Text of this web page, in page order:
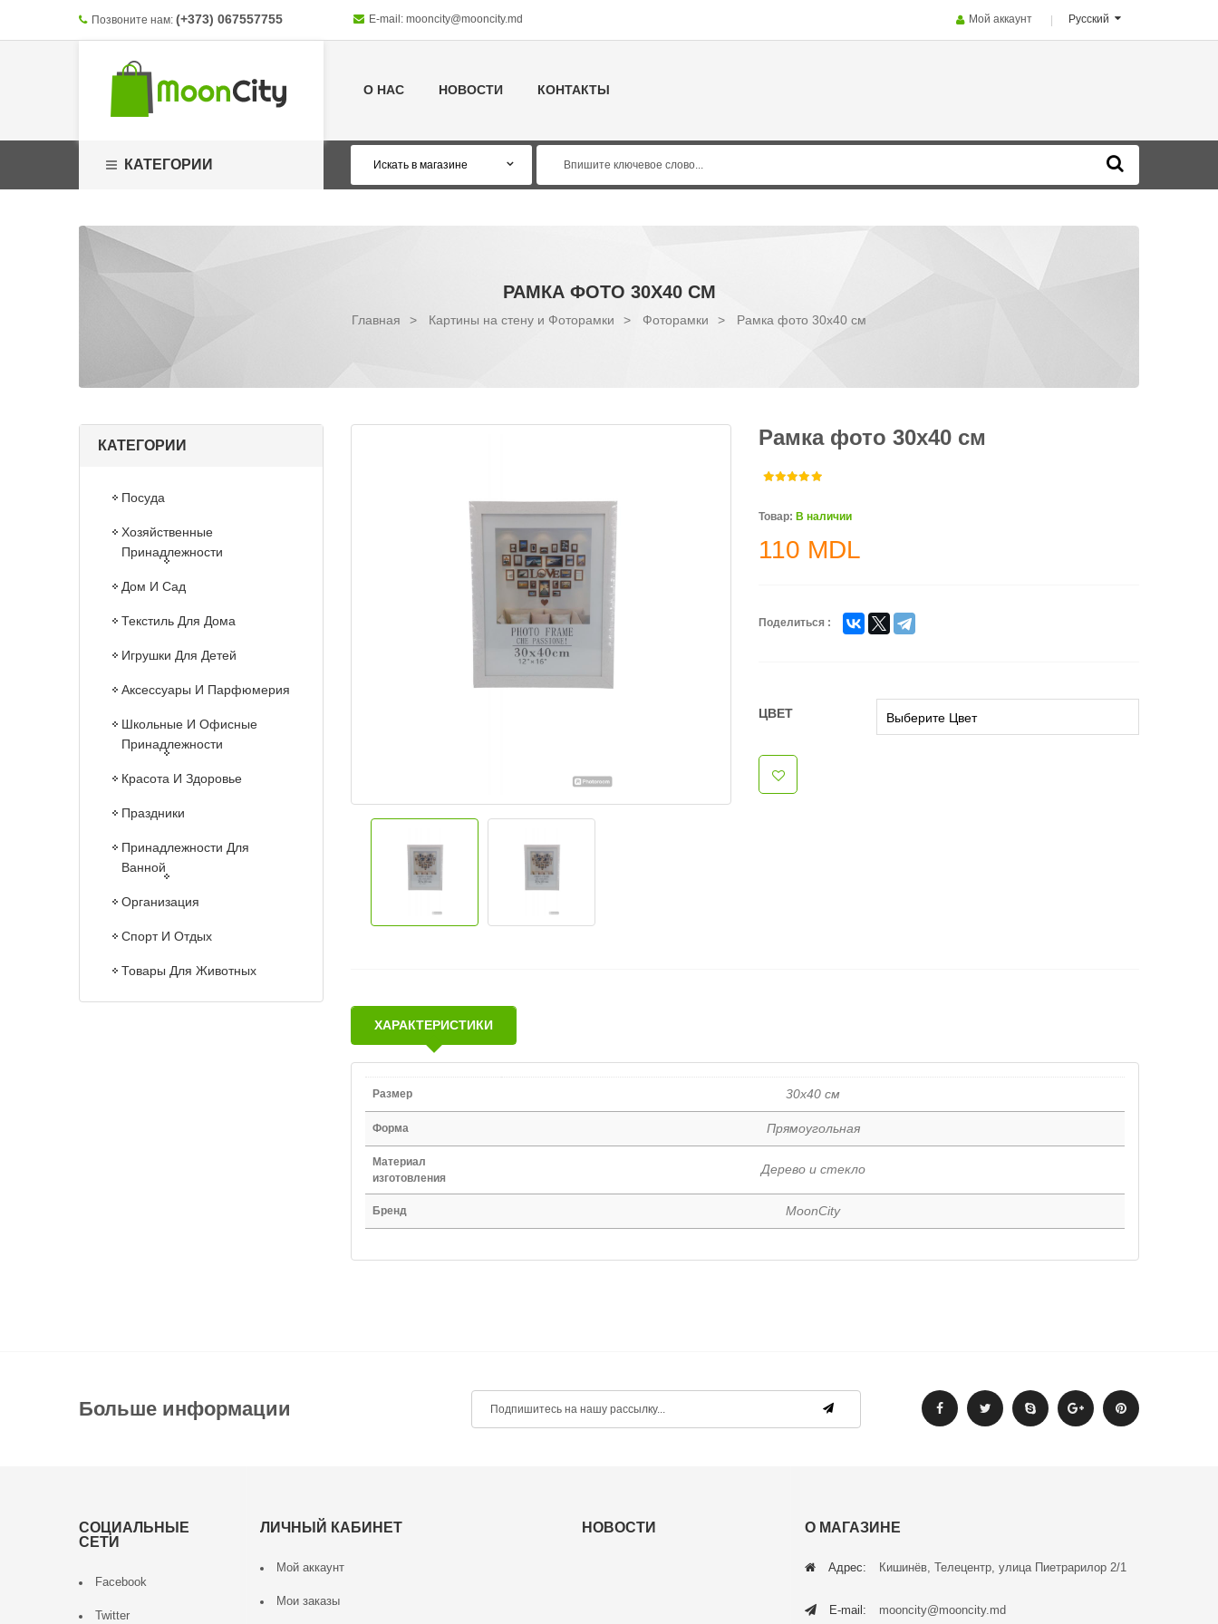
Позвоните нам: (+373) 067557755 E-mail: mooncity@mooncity.md Русский
Мой аккаунт
О НАС НОВОСТИ КОНТАКТЫ
КАТЕГОРИИ
РАМКА ФОТО 30X40 СМ
Главная > Картины на стену и Фоторамки > Фоторамки > Рамка фото 30x40 см
КАТЕГОРИИ
Посуда
Хозяйственные
Принадлежности
Дом И Сад
Текстиль Для Дома
Игрушки Для Детей
Аксессуары И Парфюмерия
Школьные И Офисные
Принадлежности
Красота И Здоровье
Праздники
Принадлежности Для
Ванной
Организация
Спорт И Отдых
Товары Для Животных
Рамка фото 30x40 см
Товар: В наличии
110 MDL
Поделиться :
ЦВЕТ
ХАРАКТЕРИСТИКИ
Размер 30x40 см
Форма Прямоугольная
Материал
изготовления
Дерево и стекло
Бренд MoonCity
Больше информации
СОЦИАЛЬНЫЕ
СЕТИ
Facebook
Twitter
ЛИЧНЫЙ КАБИНЕТ
Мой аккаунт
Мои заказы
НОВОСТИ О МАГАЗИНЕ
Адрес: Кишинёв, Телецентр, улица Пиетрарилор 2/1
E-mail: mooncity@mooncity.md